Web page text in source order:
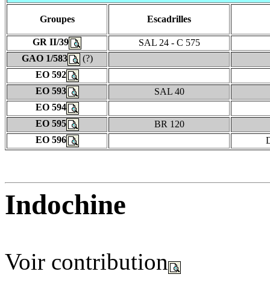
Groupes Escadrilles
GR II/39
SAL 24 - C 575
GAO 1/583
(?)
EO 592
EO 593
SAL 40
EO 594
EO 595
BR 120
EO 596
Indochine
Voir contribution